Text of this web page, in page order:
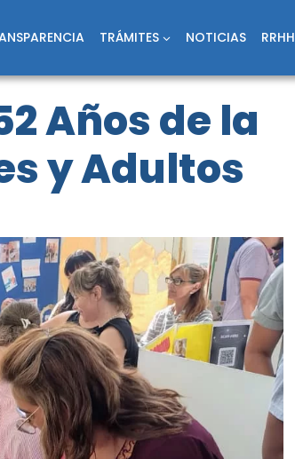
TRÁMITES NOTICIAS RRHH
Años de la
y Adultos